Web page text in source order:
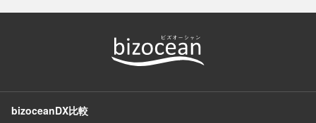
bizoceanDX比較